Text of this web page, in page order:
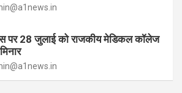
पर 28 जुलाई को राजकीय मेडिकल कॉलेज